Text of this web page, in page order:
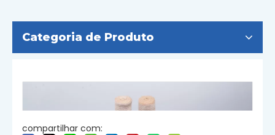
Categoria de Produto
compartilhar com: